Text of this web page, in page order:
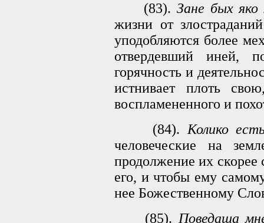
(83). Зане бых яко
жизни от
уподобляются более
отвердевший иней,
горячность и
истнивает плоть
воспламененного и
(84). Колико
человеческие на
продолжение их
его, и чтобы ему
нее Божественному
(85). Поведаша